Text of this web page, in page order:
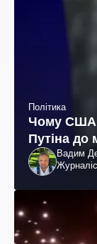
Політика
Чому США
Путіна до
Вадим